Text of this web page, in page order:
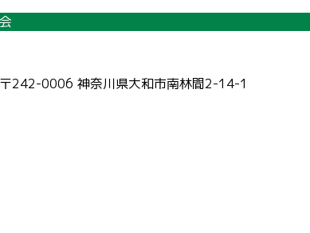
〒242-0006 神奈川県大和市南林間2-14-1